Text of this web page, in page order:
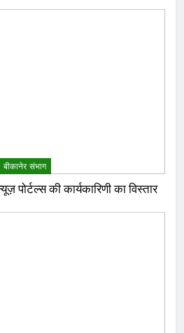
बीकानेर संभाग
पोर्टल्स की कार्यकारिणी का विस्तार